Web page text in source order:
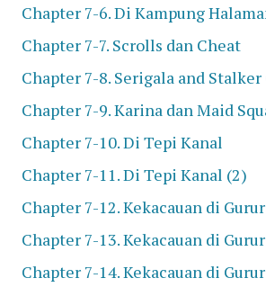
Chapter 7-6. Di Kampung
Chapter 7-7. Scrolls dan Cheat
Chapter 7-8. Serigala and Stalker
Chapter 7-9. Karina dan Maid
Chapter 7-10. Di Tepi Kanal
Chapter 7-11. Di Tepi Kanal (2)
Chapter 7-12. Kekacauan di
Chapter 7-13. Kekacauan di
Chapter 7-14. Kekacauan di